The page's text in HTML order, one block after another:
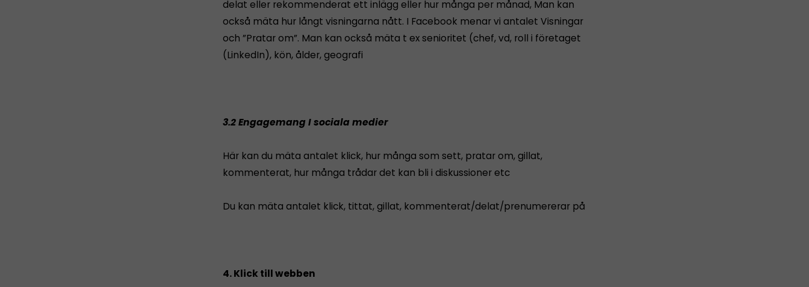
delat eller rekommenderat ett inlägg eller hur många per månad, Man kan
också mäta hur långt visningarna nått. I Facebook menar vi antalet Visningar
och ”Pratar om”. Man kan också mäta t ex senioritet (chef, vd, roll i företaget
(LinkedIn), kön, ålder, geografi
3.2 Engagemang I sociala medier
Här kan du mäta antalet klick, hur många som sett, pratar om, gillat,
kommenterat, hur många trådar det kan bli i diskussioner etc
Du kan mäta antalet klick, tittat, gillat, kommenterat/delat/prenumererar på
4. Klick till webben